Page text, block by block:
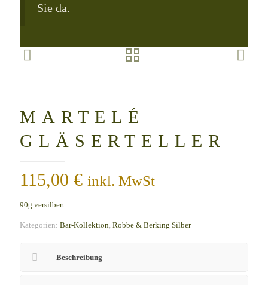
Sie da.
MARTELÉ
GLÄSERTELLER
115,00 € inkl. MwSt
90g versilbert
Kategorien: Bar-Kollektion, Robbe & Berking Silber
Beschreibung